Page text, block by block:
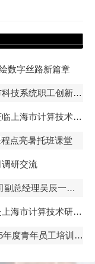
渊主持。
数字丝路新
数字丝路新篇章
统职工创新工作室
究所有限公司开展联合调研
点亮暑托班课堂
研交流
赴实验动物中心调研
研究所有限公司学习调研
训及专题竞赛顺利开展